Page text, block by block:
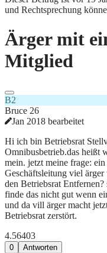
und Rechtsprechung
Ärger mit
Mitglied
B2
Bruce 26
Jan 2018 bearbeitet
Hi ich bin Betriebsrat
Omnibusbetrieb.das heißt
mein. jetzt meine frage:
Geschäftsleitung viel
den Betriebsrat
finde das nicht gut wenn
und da vill ärger macht
Betriebsrat zerstört.
4.56403
0 Antworten